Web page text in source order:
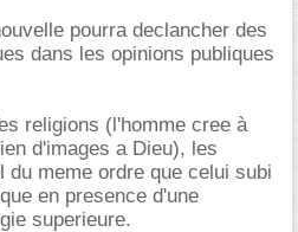
pourra declancher des
dans les opinions publiques
religions (l'homme cree à
d'images a Dieu), les
meme ordre que celui subi
en presence d'une
superieure.